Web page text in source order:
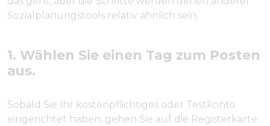
Sozialplanungstools relativ ähnlich sein.
1. Wählen Sie einen Tag zum Posten
aus.
Sobald Sie Ihr kostenpflichtiges oder Testkonto
eingerichtet haben, gehen Sie auf die Registerkarte